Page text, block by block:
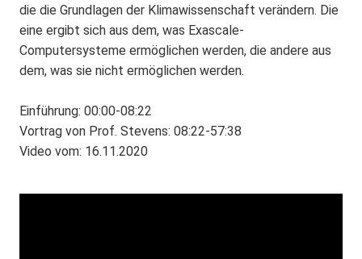
die die Grundlagen der Klimawissenschaft verändern. Die
eine ergibt sich aus dem, was Exascale-
Computersysteme ermöglichen werden, die andere aus
dem, was sie nicht ermöglichen werden.
Einführung: 00:00-08:22
Vortrag von Prof. Stevens: 08:22-57:38
Video vom: 16.11.2020